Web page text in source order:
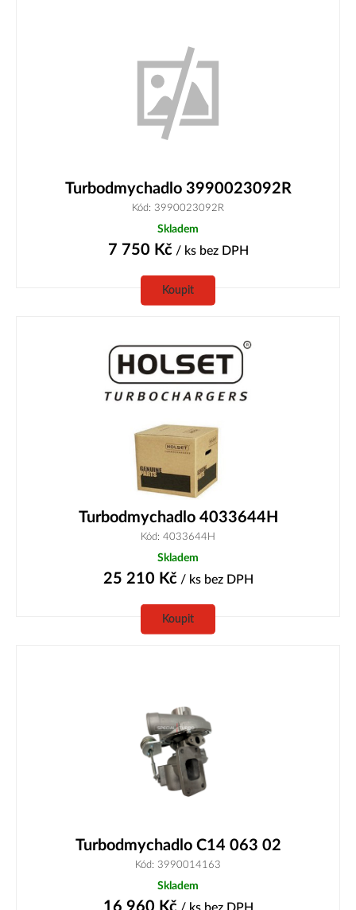
Turbodmychadlo 3990023092R
Kód: 3990023092R
Skladem
7 750 Kč/ ks bez DPH
Koupit
Turbodmychadlo 4033644H
Kód: 4033644H
Skladem
25 210 Kč/ ks bez DPH
Koupit
Turbodmychadlo C14 063 02
Kód: 3990014163
Skladem